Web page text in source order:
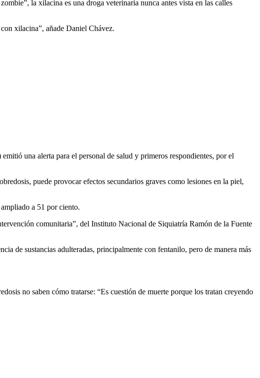
la xilacina es una droga veterinaria nunca antes vista en las calles
xilacina”, añade Daniel Chávez.
una alerta para el personal de salud y primeros respondientes, por el
puede provocar efectos secundarios graves como lesiones en la piel,
a 51 por ciento.
comunitaria”, del Instituto Nacional de Siquiatría Ramón de la Fuente
de sustancias adulteradas, principalmente con fentanilo, pero de manera más
no saben cómo tratarse: “Es cuestión de muerte porque los tratan creyendo